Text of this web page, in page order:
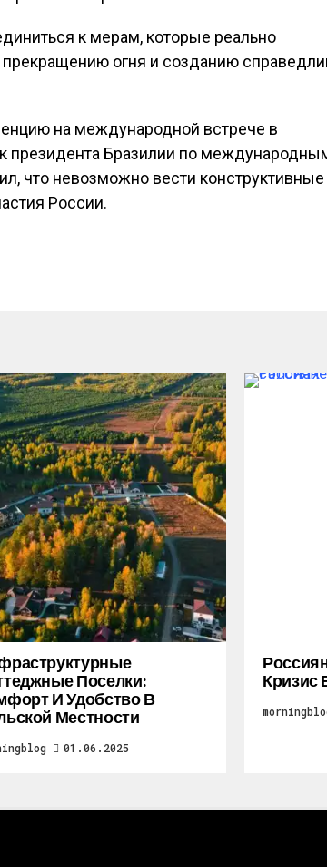
к мерам, которые реально
огня и созданию
на международной встрече в
президента Бразилии по
что невозможно вести конструктивные
России.
Поселки:
И Удобство В
Местности
01.06.2025
Кризис